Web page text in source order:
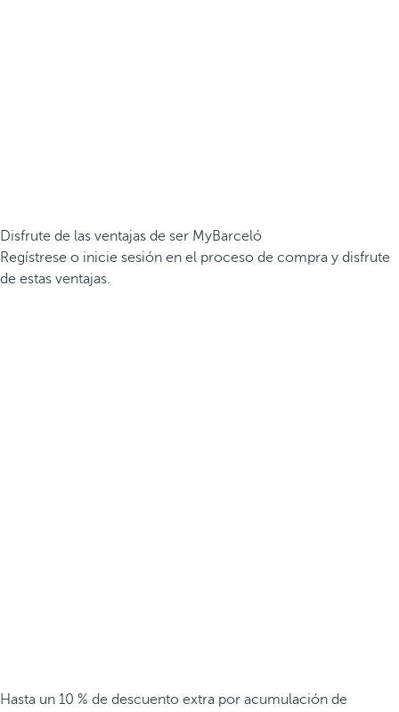
Disfrute de las ventajas de ser MyBarceló
Regístrese o inicie sesión en el proceso de compra y disfrute
de estas ventajas.
Hasta un 10 % de descuento extra por acumulación de